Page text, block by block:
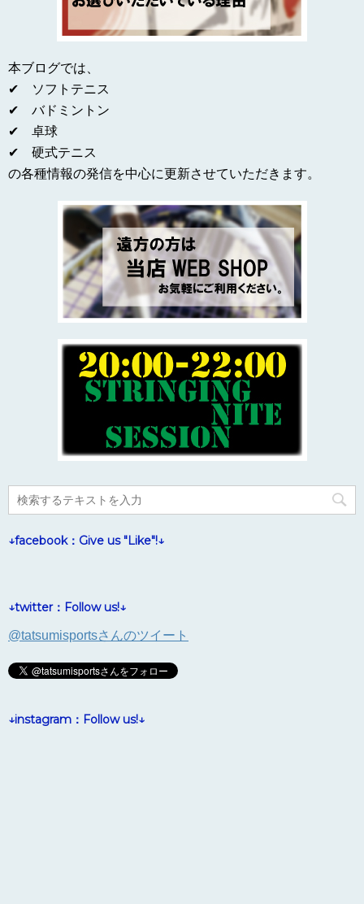
本ブログでは、
✔ ソフトテニス
✔ バドミントン
✔ 卓球
✔ 硬式テニス
の各種情報の発信を中心に更新させていただきます。
↓facebook：Give us "Like"!↓
↓twitter：Follow us!↓
@tatsumisportsさんのツイート
↓instagram：Follow us!↓